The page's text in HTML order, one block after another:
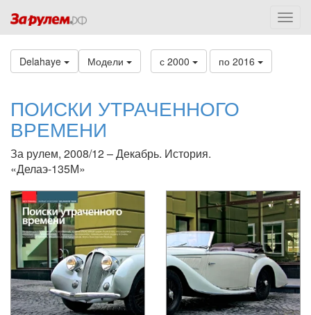
Delahaye Модели с 2000 по 2016
ПОИСКИ УТРАЧЕННОГО
ВРЕМЕНИ
За рулем, 2008/12 – Декабрь. История.
«Делаэ-135М»